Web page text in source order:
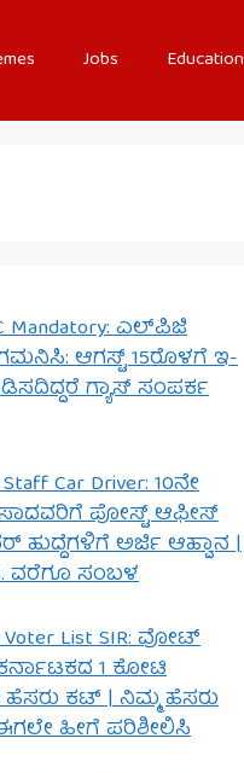
Jobs Education
Mandatory: ಎಲ್‌ಪಿಜಿ
ಆಗಸ್ಟ್ 15ರೊಳಗೆ ಇ-
ಗ್ಯಾಸ್ ಸಂಪರ್ಕ
Car Driver: 10ನೇ
ಪೋಸ್ಟ್ ಆಫೀಸ್
ಹುದ್ದೆಗಳಿಗೆ ಅರ್ಜಿ ಆಹ್ವಾನ |
ವರೆಗೂ ಸಂಬಳ
Voter List SIR: ವೋಟ್
1 ಕೋಟಿ
ಕಟ್ | ನಿಮ್ಮ ಹೆಸರು
ಹೀಗೆ ಪರಿಶೀಲಿಸಿ